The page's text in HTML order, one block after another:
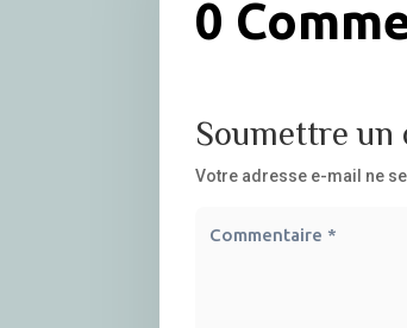
0
Soumettre un
Votre adresse e-mail ne